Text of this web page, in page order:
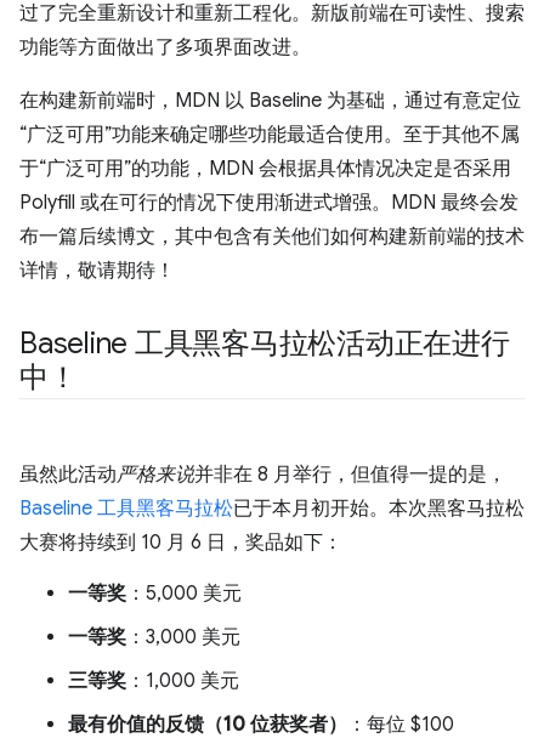
过了完全重新设计和重新工程化。新版前端在可读性、搜索
功能等方面做出了多项界面改进。
在构建新前端时，MDN 以 Baseline 为基础，通过有意定位
“广泛可用”功能来确定哪些功能最适合使用。至于其他不属
于“广泛可用”的功能，MDN 会根据具体情况决定是否采用
Polyfill 或在可行的情况下使用渐进式增强。MDN 最终会发
布一篇后续博文，其中包含有关他们如何构建新前端的技术
详情，敬请期待！
Baseline 工具黑客马拉松活动正在进行
中！
虽然此活动严格来说并非在 8 月举行，但值得一提的是，
Baseline 工具黑客马拉松已于本月初开始。本次黑客马拉松
大赛将持续到 10 月 6 日，奖品如下：
一等奖 ：5,000 美元
一等奖 ：3,000 美元
三等奖 ：1,000 美元
最有价值的反馈（10 位获奖者）
：每位 $100